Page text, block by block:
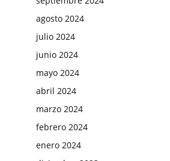
agosto 2024
julio 2024
junio 2024
mayo 2024
abril 2024
marzo 2024
febrero 2024
enero 2024